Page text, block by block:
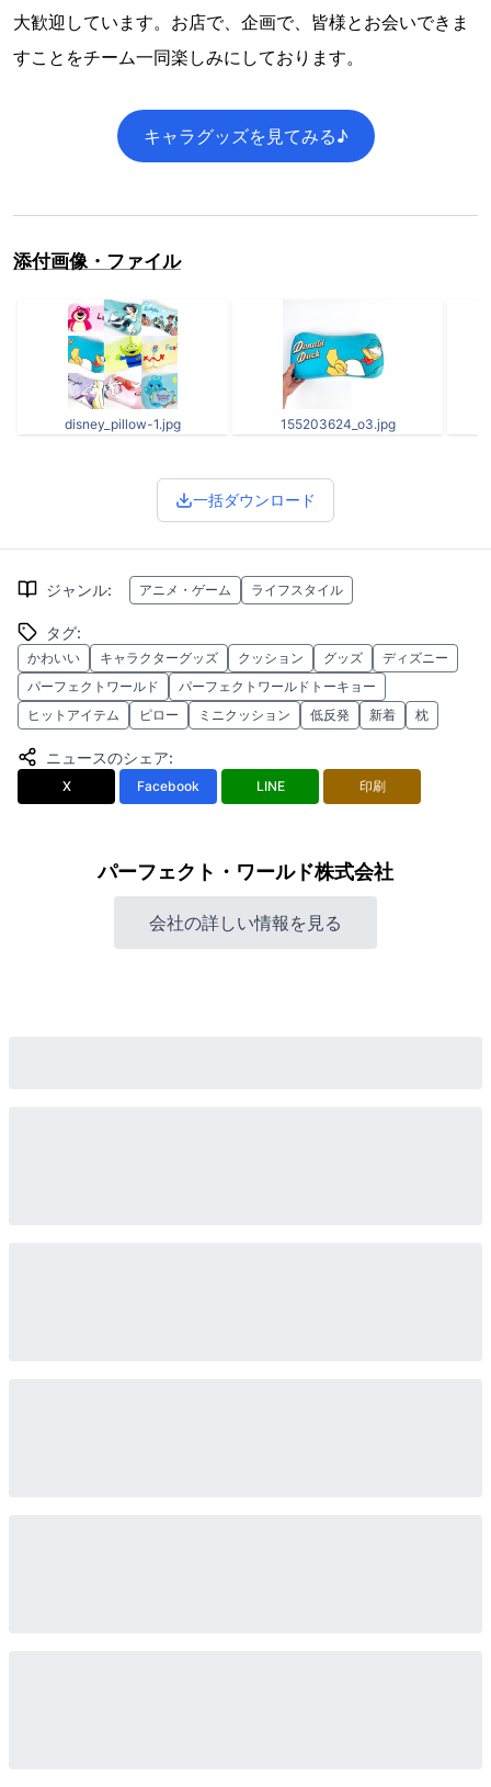
大歓迎しています。お店で、企画で、皆様とお会いできま
すことをチーム一同楽しみにしております。
キャラグッズを見てみる♪
添付画像・ファイル
disney_pillow-1.jpg 155203624_o3.jpg
一括ダウンロード
ジャンル: アニメ・ゲーム ライフスタイル
タグ:
かわいい キャラクターグッズ クッション グッズ
ディズニー
パーフェクトワールド
パーフェクトワールドトーキョー
ヒットアイテム
ピロー ミニクッション 低反発 新着 枕
ニュースのシェア:
X Facebook LINE 印刷
パーフェクト・ワールド株式会社
会社の詳しい情報を見る